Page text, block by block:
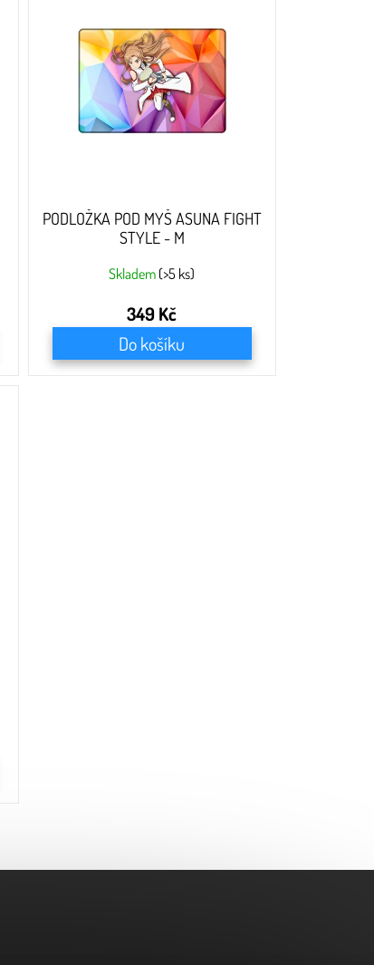
PODLOŽKA POD MYŠ ASUNA FIGHT
STYLE - M
Skladem (>5 ks)
349 Kč
Do košíku